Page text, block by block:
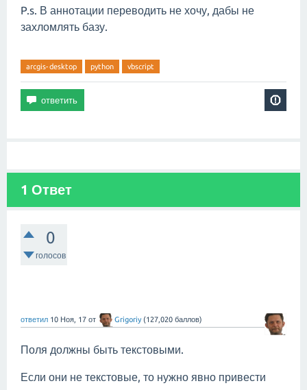
P.s. В аннотации переводить не хочу, дабы не
захломлять базу.
arcgis-desktop python vbscript
1 Ответ
0
голосов
ответил 10 Ноя, 17 от Grigoriy (127,020 баллов)
Поля должны быть текстовыми.
Если они не текстовые, то нужно явно привести